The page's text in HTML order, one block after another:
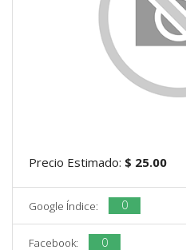
Precio Estimado: $ 25.00
Google Índice: 0
Facebook: 0